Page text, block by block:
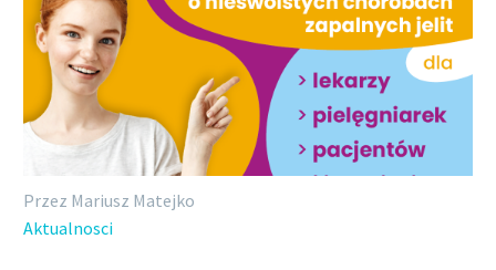
Przez Mariusz Matejko
Aktualnosci